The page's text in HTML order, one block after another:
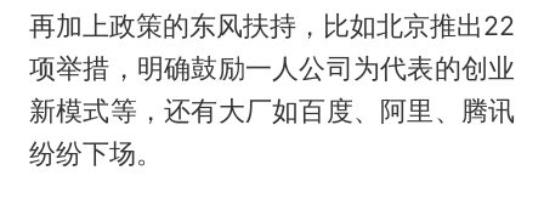
再加上政策的东风扶持，比如北京推出22
项举措，明确鼓励一人公司为代表的创业
新模式等，还有大厂如百度、阿里、腾讯
纷纷下场。